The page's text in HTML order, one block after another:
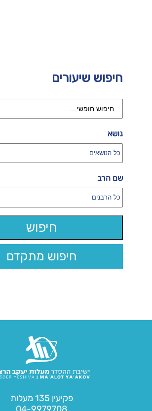
חיפוש שיעורים
נושא
שם הרב
חיפוש מתקדם
פקיעין 135 מעלות